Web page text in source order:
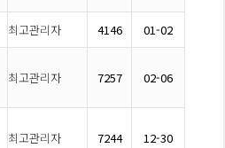
최고관리자 4146 01-02
최고관리자 7257 02-06
최고관리자 7244 12-30